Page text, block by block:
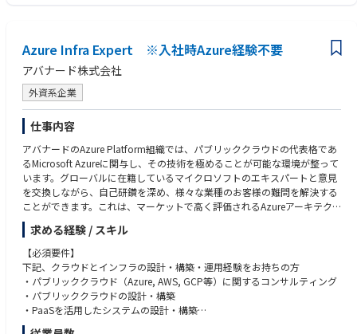
に没頭、オーナーシップをもって取り組むことができるエンジニアの方
・AIやブロックチェーン等最新技術を積極的に学習して顧客オリエンテッ
ドなサービス構築に向け社内外のシステムに実装させたい方
・Mission「次世代によりよい世界を」に共感し、主体的かつ自由に企業カ
ルチャーをゼロから一緒に創りあげていきたい方
Azure Infra Expert ※入社時Azure経験不要
アバナード株式会社
外資系企業
仕事内容
アバナードのAzure Platform組織では、パブリッククラウドの代表格であ
るMicrosoft Azureに関与し、その技術を極めることが可能な環境が整って
います。グローバルに在籍しているマイクロソフトのエキスパートと意見
を交換しながら、自己研鑽を深め、様々な業種のお客様の難問を解決する
ことができます。これは、マーケットで高く評価されるAzureアーキテク
トとしてのキャリアを築くための絶好のポジションです。これまでにAzur
e以外のクラウド（AWS、GCP等）を主に経験された方も、既存の知識を
活かしながら新たな挑戦をすることが可能です。
【具体的な業務内容】
・Microsoft Azureを活用したクラウドシステムの提案から設計、構築、導
入までを含めた、各種プロジェクトへの参加
求める経験 / スキル
【必須要件】
下記、クラウドとインフラの設計・構築・運用経験をお持ちの方
・パブリッククラウド（Azure, AWS, GCP等）に関するコンサルティング
・パブリッククラウドの設計・構築
・PaaSを活用したシステムの設計・構築
・オンプレミスまたはプライベートクラウド環境のインフラの設計・構築